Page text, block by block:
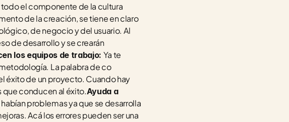
el componente de la cultura
de la creación, se tiene en claro
de negocio y del usuario. Al
de desarrollo y se crearán
los equipos de trabajo: Ya te
La palabra de co
éxito de un proyecto. Cuando hay
que conducen al éxito.Ayuda a
problemas ya que se desarrolla
Acá los errores pueden ser una